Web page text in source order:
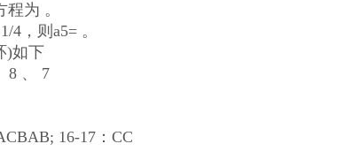
为 。
，则a5= 。
)如下
8 、 7
16-17：CC